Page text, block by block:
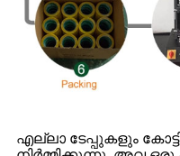
എല്ലാ ടേപ്പുകളും